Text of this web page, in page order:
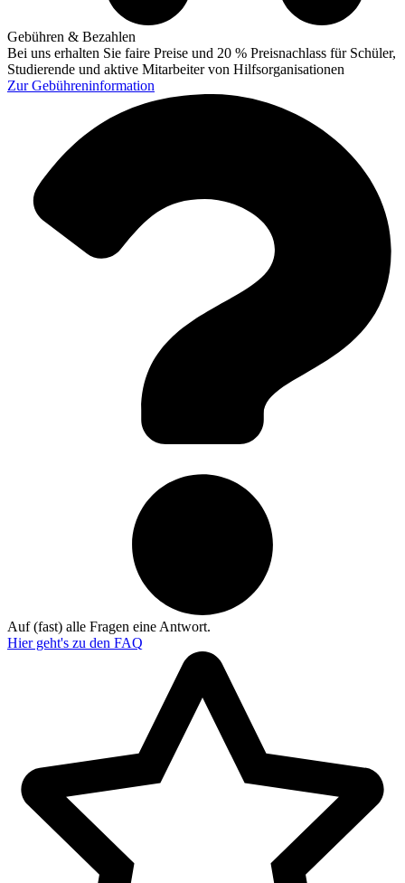
Gebühren & Bezahlen
Bei uns erhalten Sie faire Preise und 20 % Preisnachlass für Schüler,
Studierende und aktive Mitarbeiter von Hilfsorganisationen
ZurGebühreninformation
Auf (fast) alle Fragen eine Antwort.
Hier geht's zu den FAQ